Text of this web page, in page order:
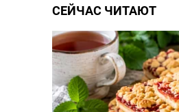
СЕЙЧАС ЧИТАЮТ